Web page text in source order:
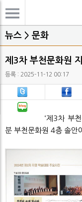
뉴스 > 문화
제3차 부천문화원
등록 : 2025-11-12 00:17
‘제3차 부
분 부천문화원 4층 솔안